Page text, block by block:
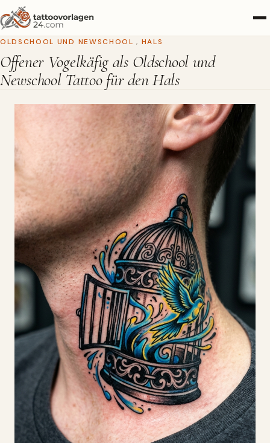
OLDSCHOOL UND NEWSCHOOL , HALS
Offener Vogelkäfig als Oldschool und
Newschool Tattoo für den Hals